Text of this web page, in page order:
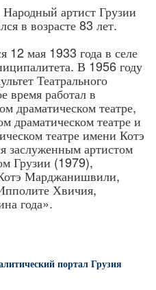
артист Грузии
в возрасте 83 лет.
12 мая 1933 года в селе
В 1956 году
Театрального
время работал в
драматическом театре,
драматическом театре и
театре имени Котэ
артистом
Грузии (1979),
Марджанишвили,
Хвичия,
года».
портал Грузия